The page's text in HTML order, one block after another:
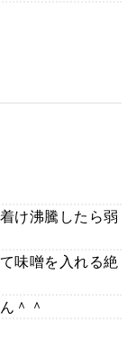
け沸騰したら弱
味噌を入れる絶
＾＾